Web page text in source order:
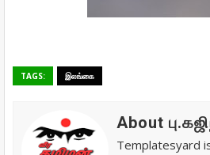
TAGS: இலங்கை
About
Templatesyard